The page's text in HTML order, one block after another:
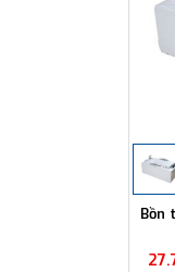
Bồn